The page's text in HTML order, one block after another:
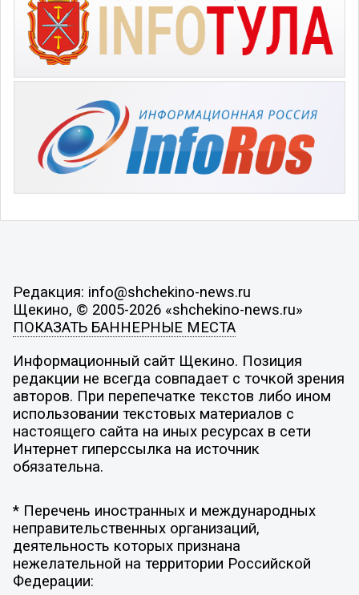
Редакция: info@shchekino-news.ru
Щекино, © 2005-2026 «shchekino-news.ru»
ПОКАЗАТЬ БАННЕРНЫЕ МЕСТА
Информационный сайт Щекино. Позиция
редакции не всегда совпадает с точкой зрения
авторов. При перепечатке текстов либо ином
использовании текстовых материалов с
настоящего сайта на иных ресурсах в сети
Интернет гиперссылка на источник
обязательна.
* Перечень иностранных и международных
неправительственных организаций,
деятельность которых признана
нежелательной на территории Российской
Федерации: